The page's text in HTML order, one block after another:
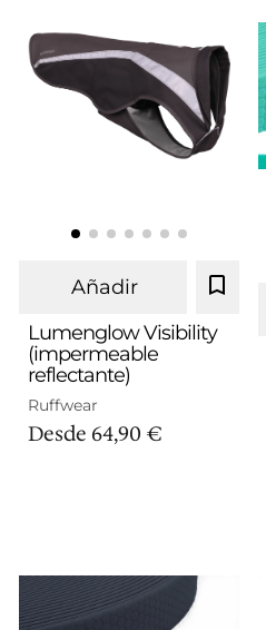
XS S M
Añadir
Lumenglow Visibility
(impermeable
reflectante)
Ruffwear
Desde 64,90 €